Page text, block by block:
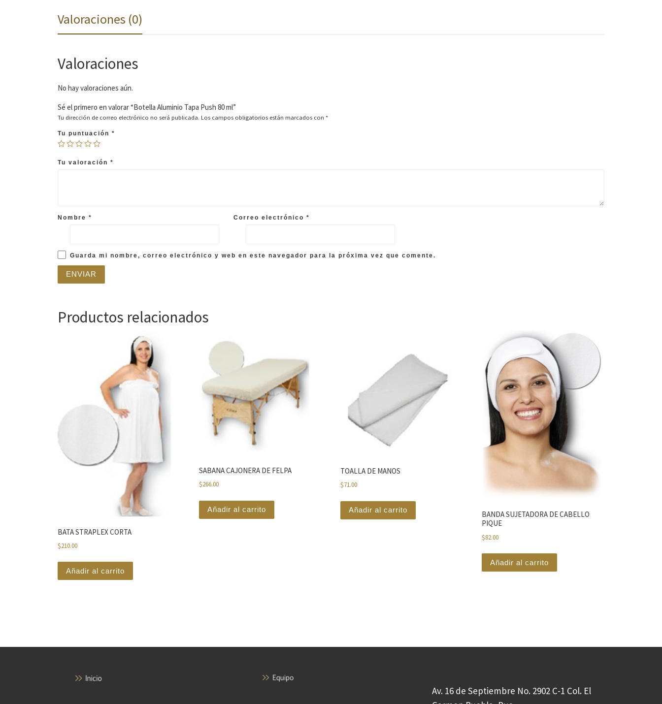
Valoraciones (0)
Valoraciones
No hay valoraciones aún.
Sé el primero en valorar “Botella Aluminio Tapa Push 80 ml”
Tu dirección de correo electrónico no será publicada. Los campos obligatorios están marcados con *
Tu puntuación *
Tu valoración *
Nombre * Correo electrónico *
Guarda mi nombre, correo electrónico y web en este navegador para la próxima vez que comente.
Productos relacionados
BATA STRAPLEX CORTA
$210.00
Añadir al carrito
SABANA CAJONERA DE FELPA
$266.00
Añadir al carrito
TOALLA DE MANOS
$71.00
Añadir al carrito
BANDA SUJETADORA DE CABELLO
PIQUE
$82.00
Añadir al carrito
Av. 16 de Septiembre No. 2902 C-1 Col. El